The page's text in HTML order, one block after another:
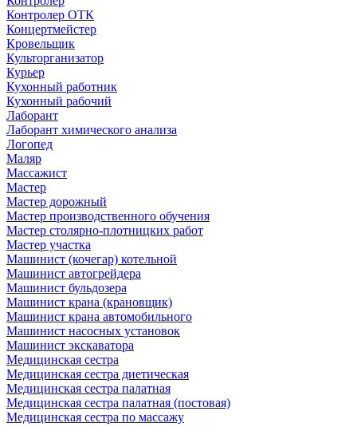
Контролер ОТК
Концертмейстер
Кровельщик
Культорганизатор
Курьер
Кухонный работник
Кухонный рабочий
Лаборант
Лаборант химического анализа
Логопед
Маляр
Массажист
Мастер
Мастер дорожный
Мастер производственного обучения
Мастер столярно-плотницких работ
Мастер участка
Машинист (кочегар) котельной
Машинист автогрейдера
Машинист бульдозера
Машинист крана (крановщик)
Машинист крана автомобильного
Машинист насосных установок
Машинист экскаватора
Медицинская сестра
Медицинская сестра диетическая
Медицинская сестра палатная
Медицинская сестра палатная (постовая)
Медицинская сестра по массажу